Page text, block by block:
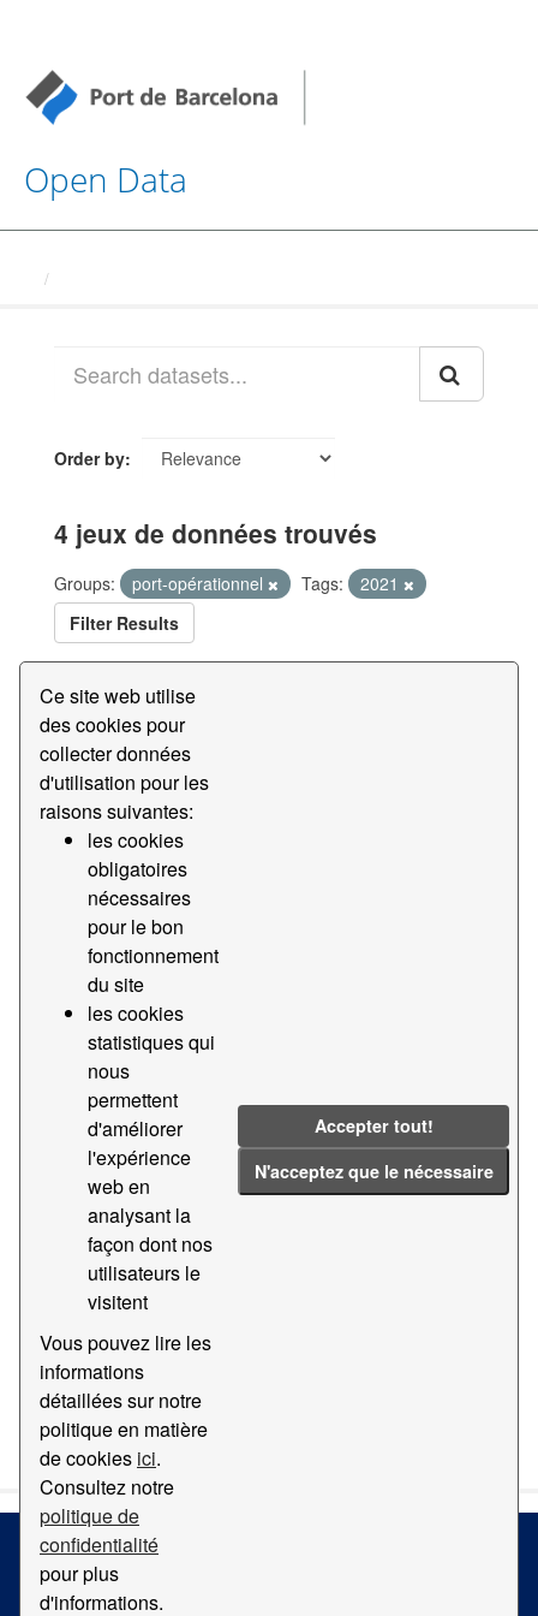
Ce site web utilise
des cookies pour
collecter données
d'utilisation pour les
raisons suivantes:
les cookies
obligatoires
nécessaires
pour le bon
fonctionnement
du site
les cookies
statistiques qui
nous
permettent
d'améliorer
l'expérience
web en
analysant la
façon dont nos
utilisateurs le
visitent
Vous pouvez lire les
informations
détaillées sur notre
politique en matière
de cookies ici.
Consultez notre
politique de
confidentialité
pour plus
d'informations.
Accepter tout!
N'acceptez que le nécessaire
Open Data
Order by
4 jeux de données trouvés
Groups: port-opérationnel Tags:
2021
Filter Results
Temps d'accès au terminal Bergé
Accès aux données de temps par bandes au terminal
Bergé
CSV
Temps d'accès au terminal BEST
Accès aux données de temps par bandes au terminal
BEST
Temps d'accès au terminal Barcelona
Container Depot
Accès aux données de temps par bandes au terminal
Barcelona Container Depot
Temps d'accès au terminal APMT
Accès aux données de temps par bandes au terminal
APMT
Docs).